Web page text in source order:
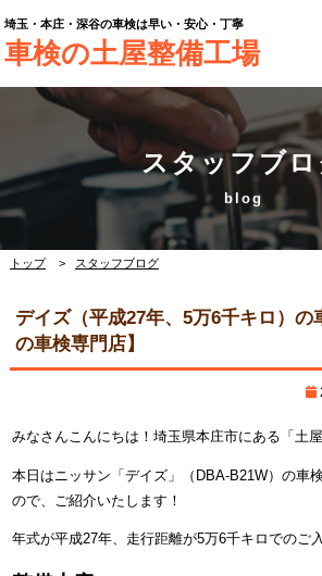
埼玉・本庄・深谷の車検は早い・安心・丁寧
車検の土屋整備工場
スタッフブ
トップ スタッフブログ
デイズ（平成27年、5万6千キロ）の
の車検専門店】
みなさんこんにちは！埼玉県本庄市にある「土
本日はニッサン「デイズ」（DBA-B21W）の車
ので、ご紹介いたします！
年式が平成27年、走行距離が5万6千キロでのご